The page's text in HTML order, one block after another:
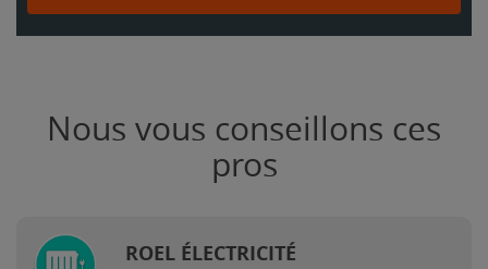
Nous vous conseillons ces
pros
ROEL ÉLECTRICITÉ